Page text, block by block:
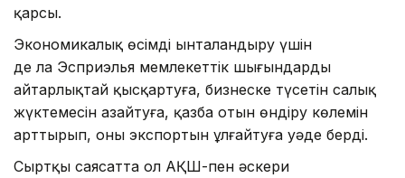
қарсы.
Экономикалық өсімді ынталандыру үшін
де ла Эсприэлья мемлекеттік шығындарды
айтарлықтай қысқартуға, бизнеске түсетін салық
жүктемесін азайтуға, қазба отын өндіру көлемін
арттырып, оның экспортын ұлғайтуға уәде берді.
Сыртқы саясатта ол АҚШ-пен әскери